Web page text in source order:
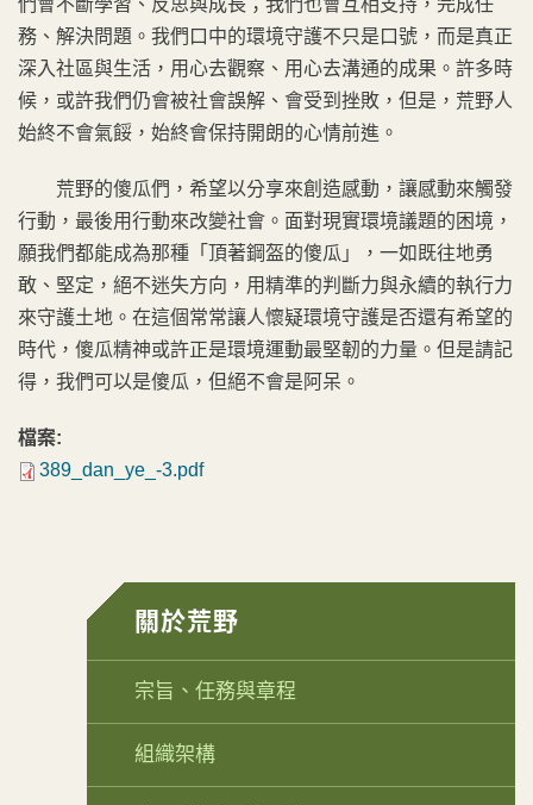
們會不斷學習、反思與成長；我們也會互相支持，完成任
務、解決問題。我們口中的環境守護不只是口號，而是真正
深入社區與生活，用心去觀察、用心去溝通的成果。許多時
候，或許我們仍會被社會誤解、會受到挫敗，但是，荒野人
始終不會氣餒，始終會保持開朗的心情前進。
荒野的傻瓜們，希望以分享來創造感動，讓感動來觸發
行動，最後用行動來改變社會。面對現實環境議題的困境，
願我們都能成為那種「頂著鋼盔的傻瓜」，一如既往地勇
敢、堅定，絕不迷失方向，用精準的判斷力與永續的執行力
來守護土地。在這個常常讓人懷疑環境守護是否還有希望的
時代，傻瓜精神或許正是環境運動最堅韌的力量。但是請記
得，我們可以是傻瓜，但絕不會是阿呆。
檔案:
389_dan_ye_-3.pdf
關於荒野
宗旨、任務與章程
組織架構